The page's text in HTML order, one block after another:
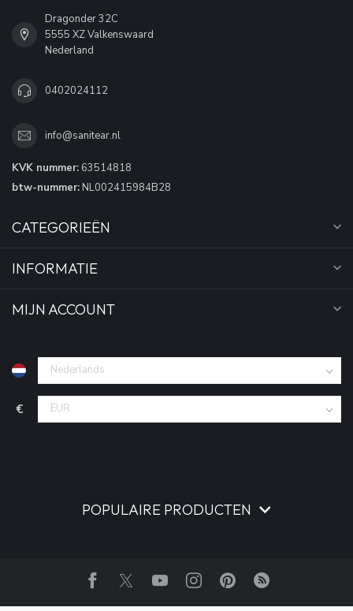
Dragonder 32C
5555 XZ Valkenswaard
Nederland
0402024112
info@sanitear.nl
KVK nummer: 63514818
btw-nummer: NL002415984B28
CATEGORIEËN
INFORMATIE
MIJN ACCOUNT
€
POPULAIRE PRODUCTEN